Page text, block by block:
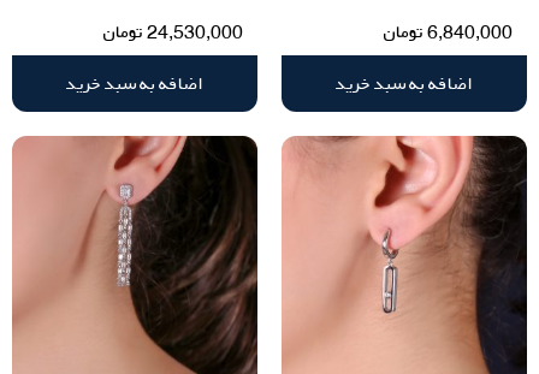
6,840,000تومان
اضافه به سبد خرید
24,530,000تومان
اضافه به سبد خرید